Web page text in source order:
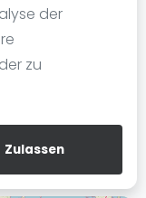
der
zu
Zulassen